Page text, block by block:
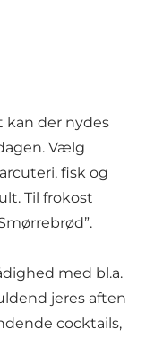
kan der nydes
Vælg
fisk og
Til frokost
med bl.a.
jeres aften
cocktails,